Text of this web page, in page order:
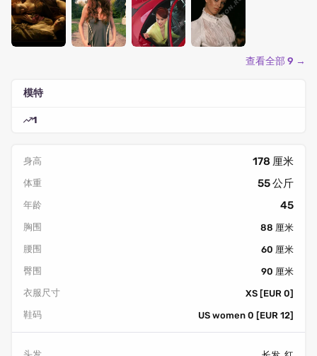
查看全部 9 →
模特
1
身高 178 厘米
体重 55 公斤
年龄 45
胸围
88 厘米
腰围
60 厘米
臀围
90 厘米
衣服尺寸
XS [EUR 0]
鞋码
US women 0 [EUR 12]